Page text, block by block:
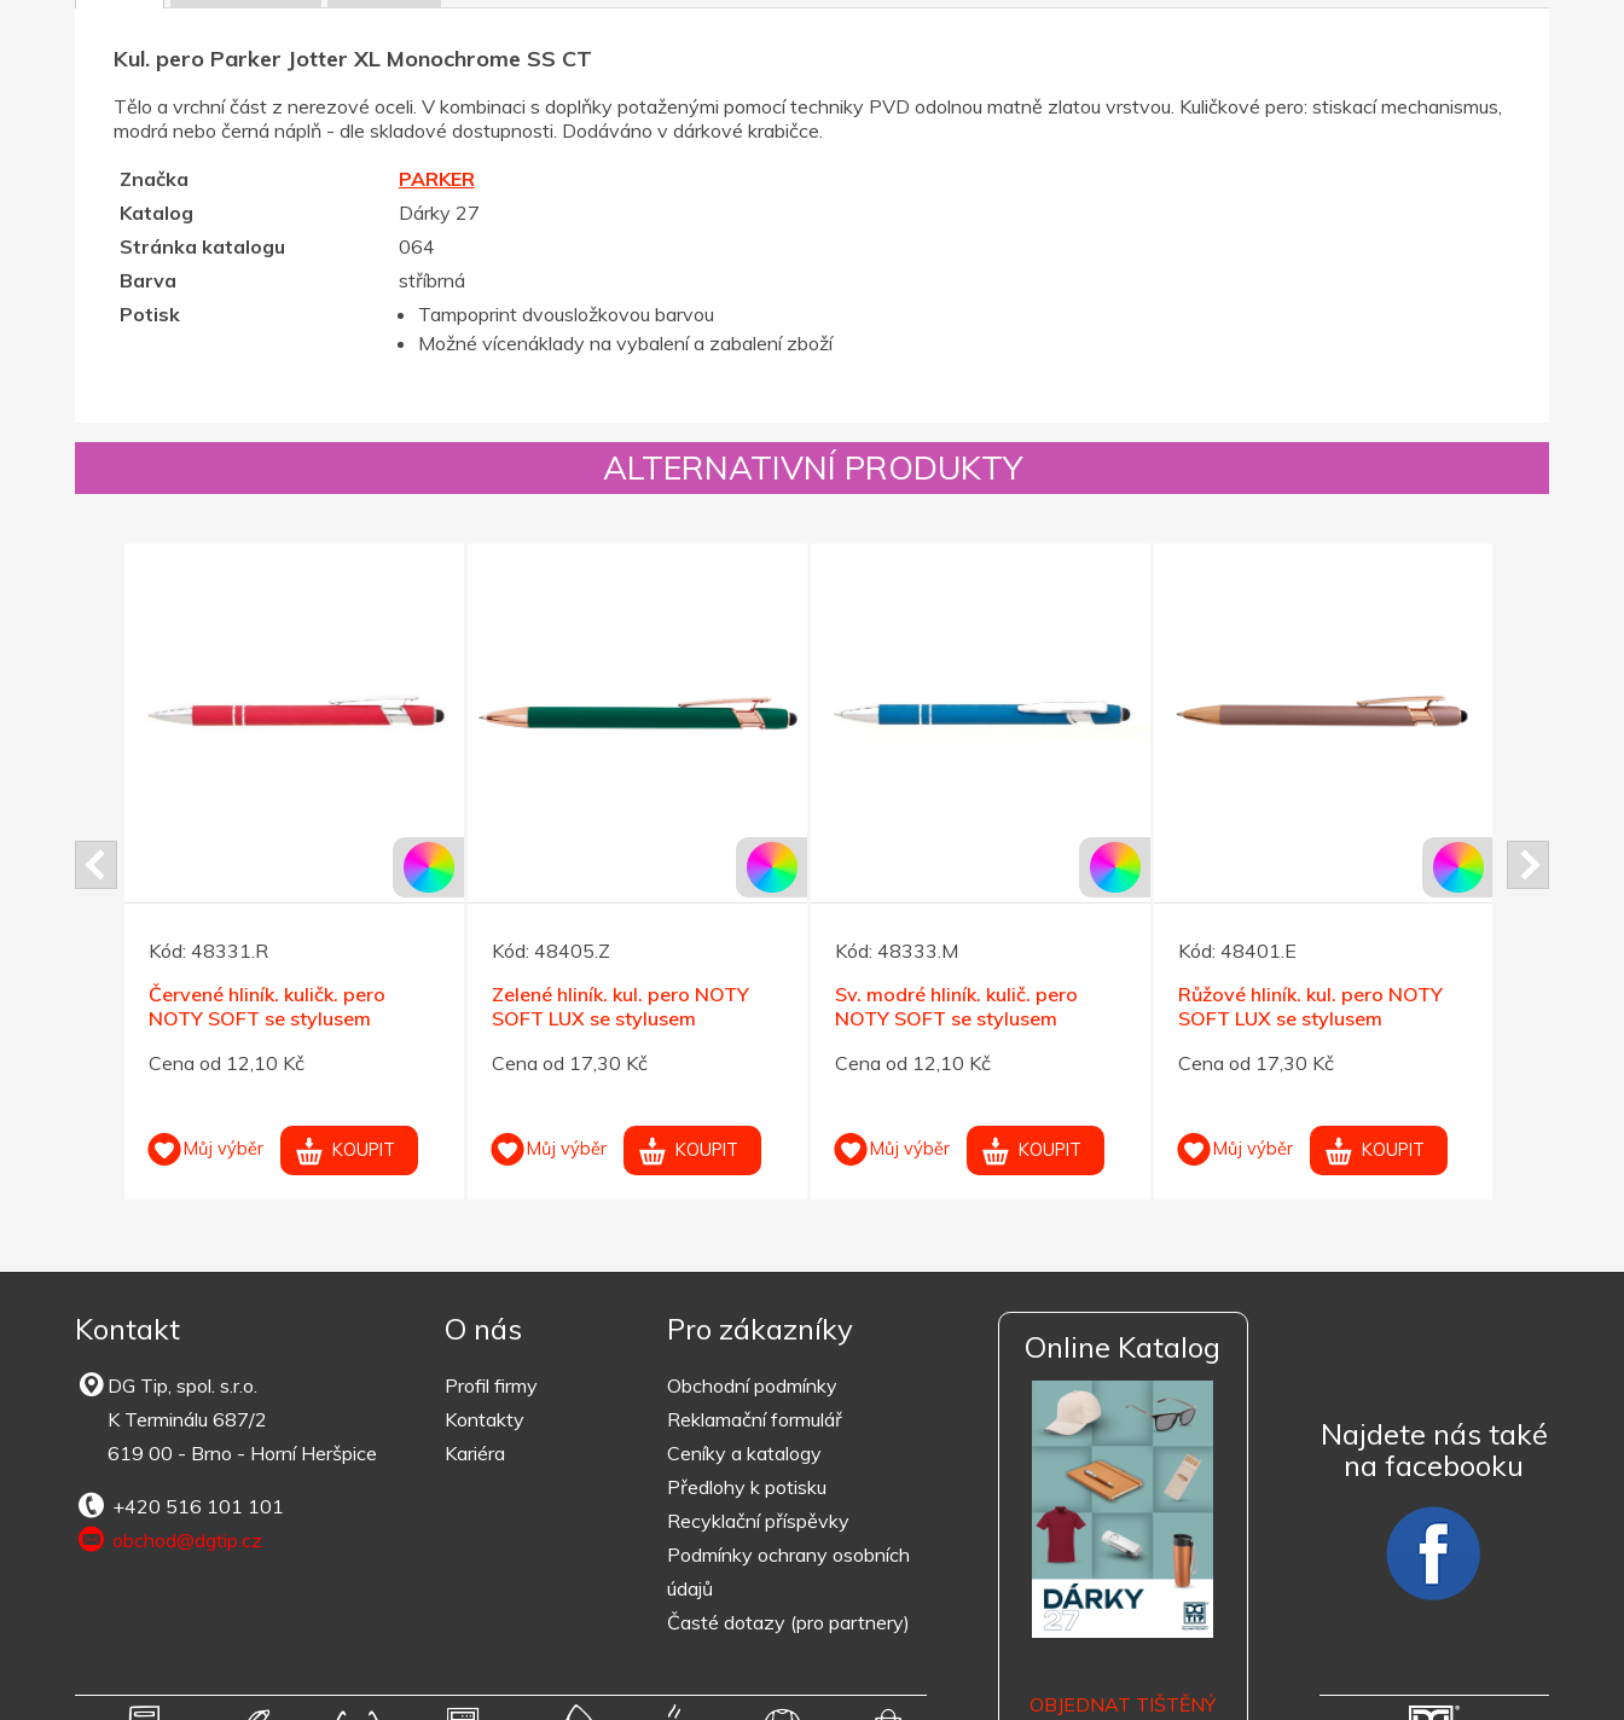
Kul. pero Parker Jotter XL Monochrome SS CT
Tělo a vrchní část z nerezové oceli. V kombinaci s doplňky potaženými pomocí techniky PVD odolnou matně zlatou vrstvou. Kuličkové pero: stiskací mechanismus,
modrá nebo černá náplň - dle skladové dostupnosti. Dodáváno v dárkové krabičce.
Značka
PARKER
Katalog
Dárky 27
Stránka katalogu
064
Barva
stříbrná
Potisk
Tampoprint dvousložkovou barvou
Možné vícenáklady na vybalení a zabalení zboží
ALTERNATIVNÍ PRODUKTY
Kód: 48331.R
Červené hliník. kuličk. pero
NOTY SOFT se stylusem
Cena od 12,10 Kč
Můj výběr KOUPIT
Kód: 48405.Z
Zelené hliník. kul. pero NOTY
SOFT LUX se stylusem
Cena od 17,30 Kč
Můj výběr KOUPIT
Kód: 48333.M
Sv. modré hliník. kulič. pero
NOTY SOFT se stylusem
Cena od 12,10 Kč
Můj výběr KOUPIT
Kód: 48401.E
Růžové hliník. kul. pero NOTY
SOFT LUX se stylusem
Cena od 17,30 Kč
Můj výběr KOUPIT
Kontakt
DG Tip, spol. s.r.o.
K Terminálu 687/2
619 00 - Brno - Horní Heršpice
+420 516 101 101
obchod@dgtip.cz
O nás
Profil firmy
Kontakty
Kariéra
Pro zákazníky
Obchodní podmínky
Reklamační formulář
Ceníky a katalogy
Předlohy k potisku
Recyklační příspěvky
Podmínky ochrany osobních
údajů
Časté dotazy (pro partnery)
Online Katalog
OBJEDNAT TIŠTĚNÝ
Najdete nás také
na facebooku